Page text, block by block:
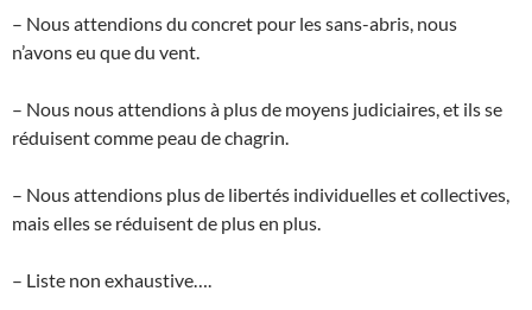
– Nous attendions du concret pour les sans-abris, nous
n’avons eu que du vent.
– Nous nous attendions à plus de moyens judiciaires, et ils se
réduisent comme peau de chagrin.
– Nous attendions plus de libertés individuelles et collectives,
mais elles se réduisent de plus en plus.
– Liste non exhaustive….